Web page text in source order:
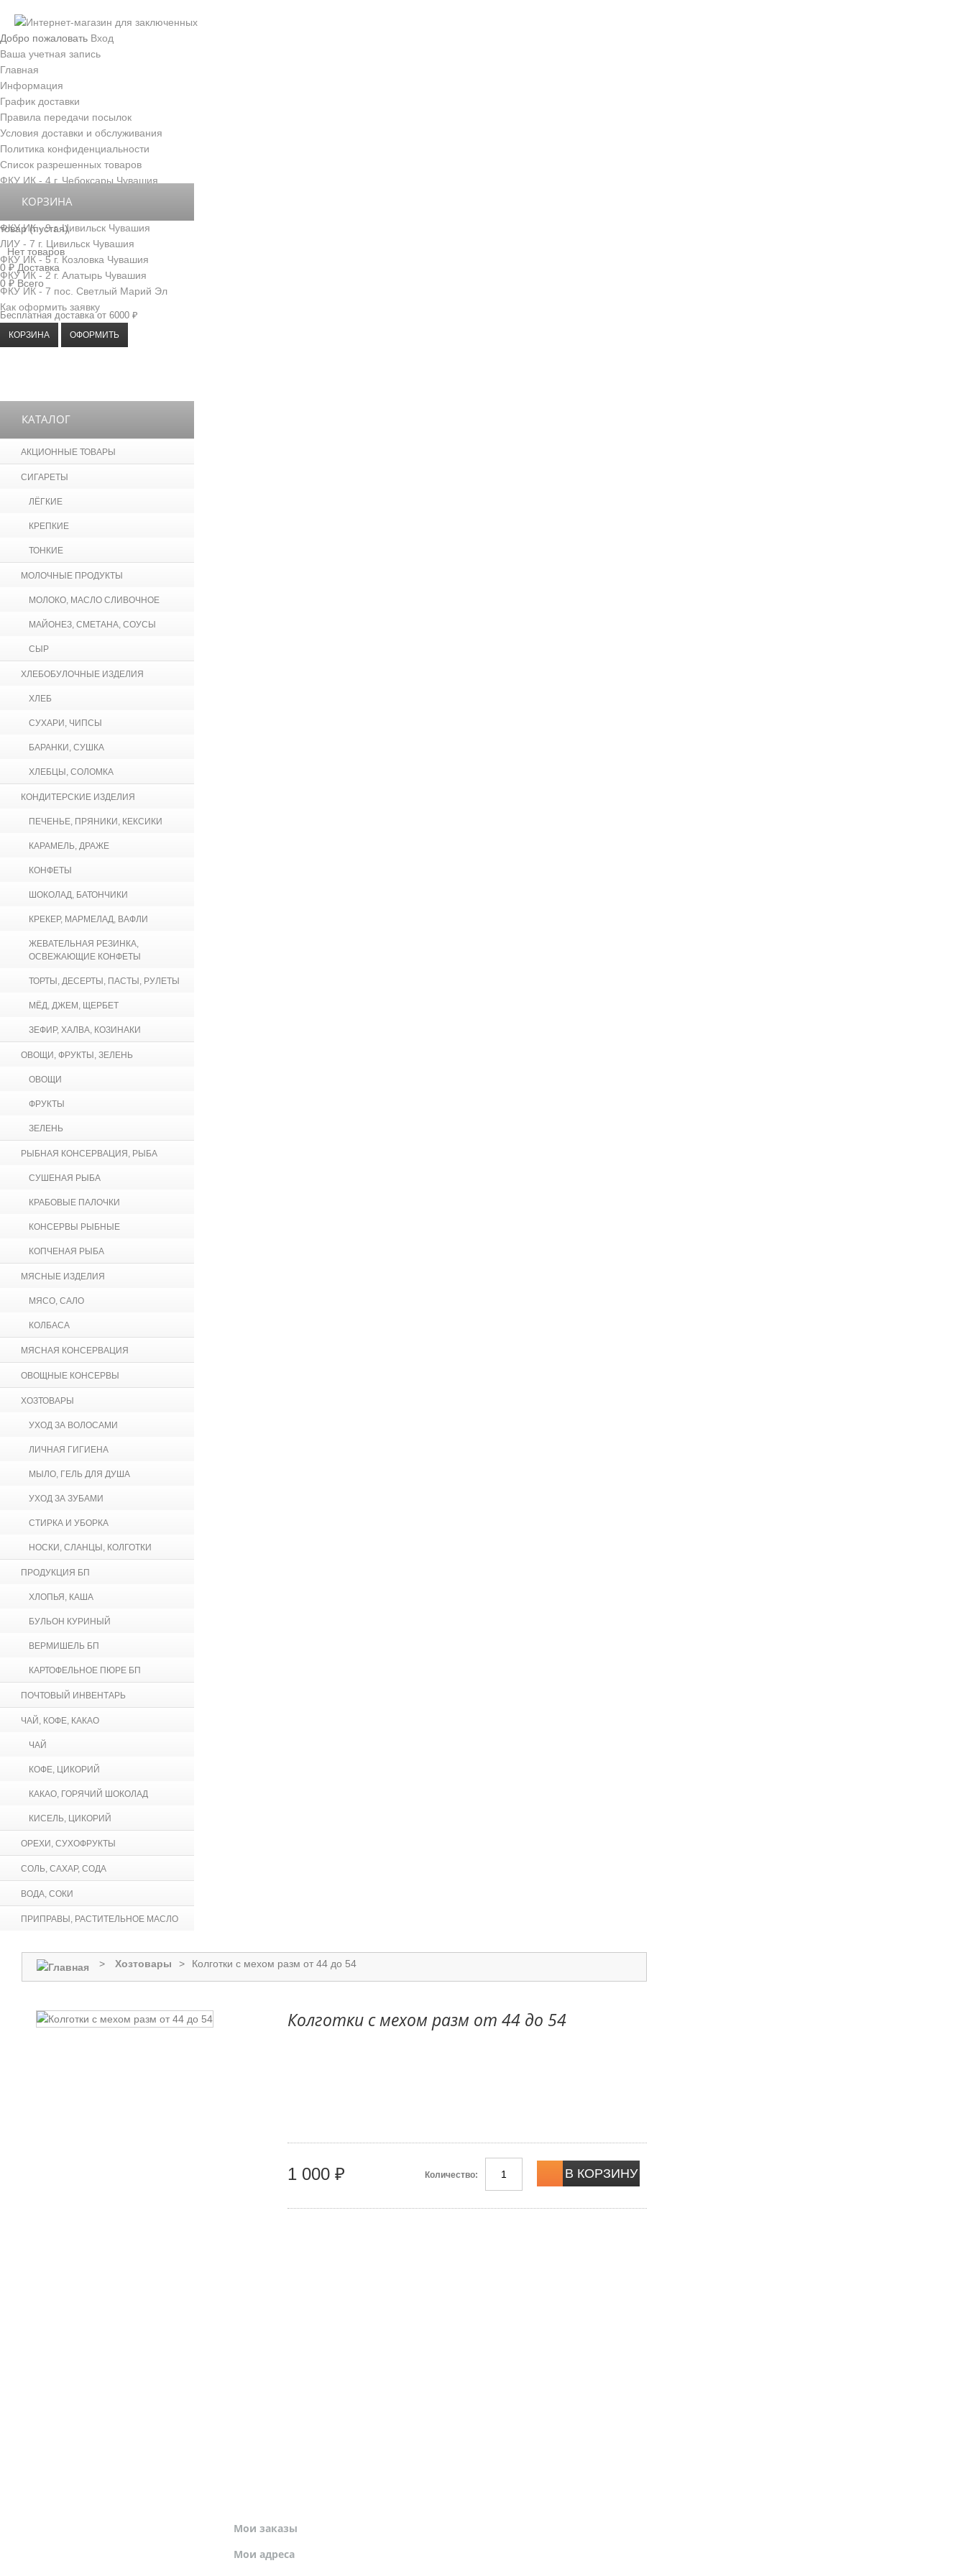
Добро пожаловать Вход
Ваша учетная запись
Главная
Информация
График доставки
Правила передачи посылок
Условия доставки и обслуживания
Политика конфиденциальности
Список разрешенных товаров
ФКУ ИК - 4 г. Чебоксары Чувашия
ФКУ ИК - 3 г. Новочебоксарск Чувашия
ФКУ ИК - 9 г. Цивильск Чувашия
ЛИУ - 7 г. Цивильск Чувашия
ФКУ ИК - 5 г. Козловка Чувашия
ФКУ ИК - 2 г. Алатырь Чувашия
ФКУ ИК - 7 пос. Светлый Марий Эл
Как оформить заявку
КОРЗИНА
товар (пустая)
Нет товаров
0 ₽ Доставка
0 ₽ Всего
Бесплатная доставка от 6000 ₽
КОРЗИНА ОФОРМИТЬ
КАТАЛОГ
АКЦИОННЫЕ ТОВАРЫ
СИГАРЕТЫ
ЛЁГКИЕ
КРЕПКИЕ
ТОНКИЕ
МОЛОЧНЫЕ ПРОДУКТЫ
МОЛОКО, МАСЛО СЛИВОЧНОЕ
МАЙОНЕЗ, СМЕТАНА, СОУСЫ
СЫР
ХЛЕБОБУЛОЧНЫЕ ИЗДЕЛИЯ
ХЛЕБ
СУХАРИ, ЧИПСЫ
БАРАНКИ, СУШКА
ХЛЕБЦЫ, СОЛОМКА
КОНДИТЕРСКИЕ ИЗДЕЛИЯ
ПЕЧЕНЬЕ, ПРЯНИКИ, КЕКСИКИ
КАРАМЕЛЬ, ДРАЖЕ
КОНФЕТЫ
ШОКОЛАД, БАТОНЧИКИ
КРЕКЕР, МАРМЕЛАД, ВАФЛИ
ЖЕВАТЕЛЬНАЯ РЕЗИНКА,
ОСВЕЖАЮЩИЕ КОНФЕТЫ
ТОРТЫ, ДЕСЕРТЫ, ПАСТЫ, РУЛЕТЫ
МЁД, ДЖЕМ, ЩЕРБЕТ
ЗЕФИР, ХАЛВА, КОЗИНАКИ
ОВОЩИ, ФРУКТЫ, ЗЕЛЕНЬ
ОВОЩИ
ФРУКТЫ
ЗЕЛЕНЬ
РЫБНАЯ КОНСЕРВАЦИЯ, РЫБА
СУШЕНАЯ РЫБА
КРАБОВЫЕ ПАЛОЧКИ
КОНСЕРВЫ РЫБНЫЕ
КОПЧЕНАЯ РЫБА
МЯСНЫЕ ИЗДЕЛИЯ
МЯСО, САЛО
КОЛБАСА
МЯСНАЯ КОНСЕРВАЦИЯ
ОВОЩНЫЕ КОНСЕРВЫ
ХОЗТОВАРЫ
УХОД ЗА ВОЛОСАМИ
ЛИЧНАЯ ГИГИЕНА
МЫЛО, ГЕЛЬ ДЛЯ ДУША
УХОД ЗА ЗУБАМИ
СТИРКА И УБОРКА
НОСКИ, СЛАНЦЫ, КОЛГОТКИ
ПРОДУКЦИЯ БП
ХЛОПЬЯ, КАША
БУЛЬОН КУРИНЫЙ
ВЕРМИШЕЛЬ БП
КАРТОФЕЛЬНОЕ ПЮРЕ БП
ПОЧТОВЫЙ ИНВЕНТАРЬ
ЧАЙ, КОФЕ, КАКАО
ЧАЙ
КОФЕ, ЦИКОРИЙ
КАКАО, ГОРЯЧИЙ ШОКОЛАД
КИСЕЛЬ, ЦИКОРИЙ
ОРЕХИ, СУХОФРУКТЫ
СОЛЬ, САХАР, СОДА
ВОДА, СОКИ
ПРИПРАВЫ, РАСТИТЕЛЬНОЕ МАСЛО
> Хозтовары > Колготки с мехом разм от 44 до 54
Колготки с мехом разм от 44 до 54
1 000 ₽ Количество:
Мои заказы
Мои адреса